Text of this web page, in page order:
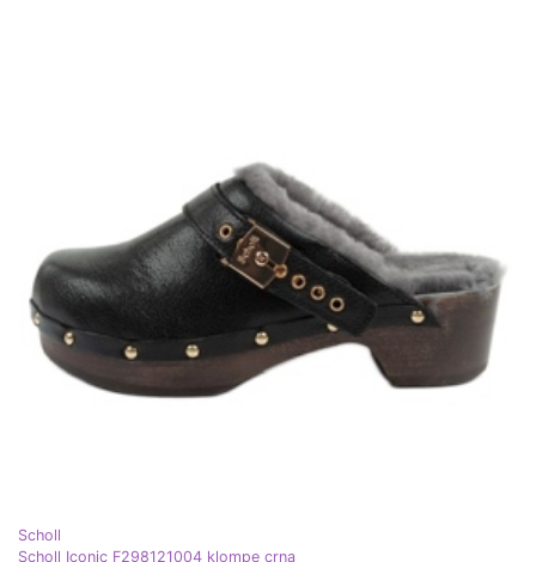
Scholl
Scholl Iconic F298121004 klompe crna